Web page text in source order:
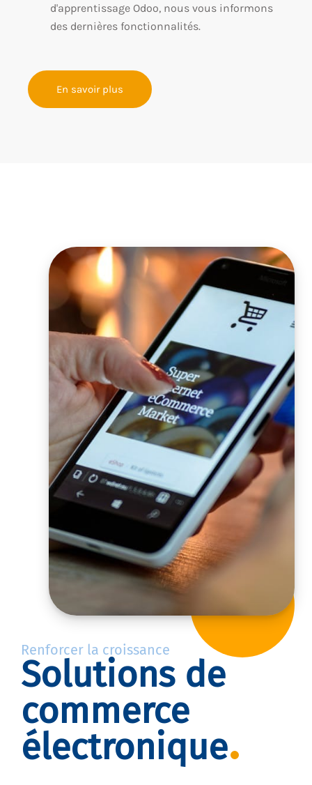
d'apprentissage Odoo, nous vous informons
des dernières fonctionnalités.
En savoir plus
Renforcer la croissance
Solutions de
commerce
électronique